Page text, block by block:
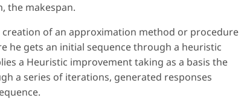
the makespan.
of an approximation method or procedure
he gets an initial sequence through a heuristic
a Heuristic improvement taking as a basis the
a series of iterations, generated responses